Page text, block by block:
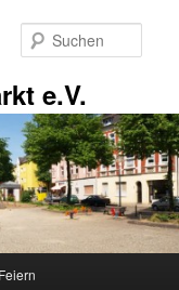
e.V.